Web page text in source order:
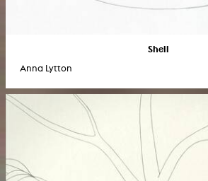
Shell
Anna Lytton